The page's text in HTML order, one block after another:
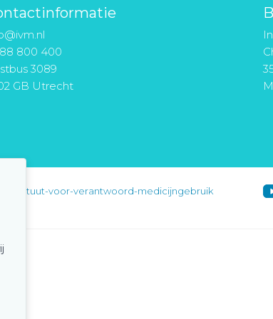
800 400
3089
GB Utrecht
instituut-voor-verantwoord-medicijngebruik